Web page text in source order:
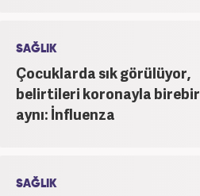
SAĞLIK
Çocuklarda sık görülüyor,
belirtileri koronayla birebir
aynı: İnfluenza
SAĞLIK